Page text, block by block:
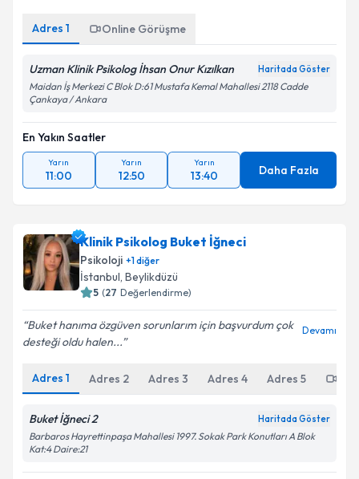
Adres 1 Online Görüşme
Uzman Klinik Psikolog İhsan Onur Kızılkan Haritada Göster
Maidan İş Merkezi C Blok D:61 Mustafa Kemal Mahallesi 2118 Cadde
Çankaya / Ankara
En Yakın Saatler
Yarın
11:00
Yarın
12:50
Yarın
13:40 Daha Fazla
Klinik Psikolog Buket İğneci
Psikoloji +1diğer
İstanbul, Beylikdüzü
5 (27 Değerlendirme)
Buket hanıma özgüven sorunlarım için başvurdum çok
desteği oldu halen...
Devamı
Adres 1 Adres 2 Adres 3 Adres 4 Adres 5
Buket İğneci 2 Haritada Göster
Barbaros Hayrettinpaşa Mahallesi 1997. Sokak Park Konutları A Blok
Kat:4 Daire:21